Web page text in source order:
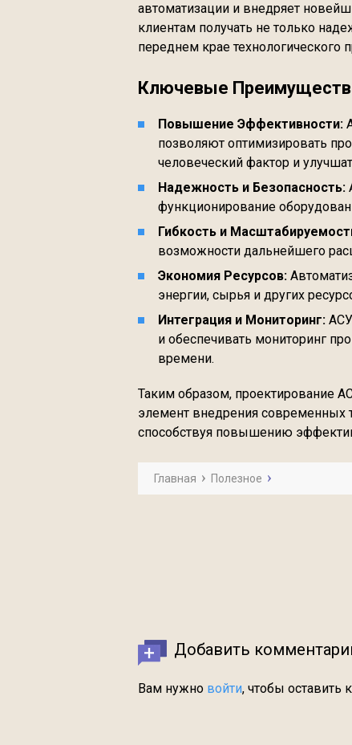
автоматизации и внедряет
клиентам получать не только
переднем крае технологического
Ключевые
Повышение Эффективности:
позволяют оптимизировать
человеческий фактор и
Надежность и Безопасность:
функционирование
Гибкость и
возможности дальнейшего
Экономия Ресурсов:
энергии, сырья и других
Интеграция и Мониторинг:
и обеспечивать мониторинг
времени.
Таким образом, проектирование
элемент внедрения современных
способствуя повышению
Главная Полезное
Добавить
Вам нужно войти, чтобы оставить